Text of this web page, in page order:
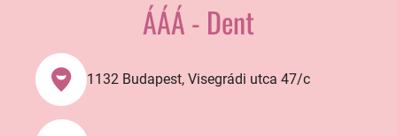
ÁÁÁ - Dent
1132 Budapest, Visegrádi utca 47/c